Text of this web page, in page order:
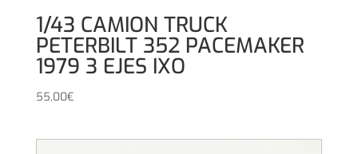
1/43 CAMION TRUCK
PETERBILT 352 PACEMAKER
1979 3 EJES IXO
55,00€